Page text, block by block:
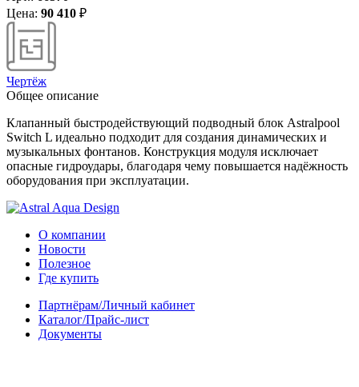
Цена: 90 410 ₽
Чертёж
Общее описание
Клапанный быстродействующий подводный блок Astralpool
Switch L идеально подходит для создания динамических и
музыкальных фонтанов. Конструкция модуля исключает
опасные гидроудары, благодаря чему повышается надёжность
оборудования при эксплуатации.
О компании
Новости
Полезное
Где купить
Партнёрам/Личный кабинет
Каталог/Прайс-лист
Документы